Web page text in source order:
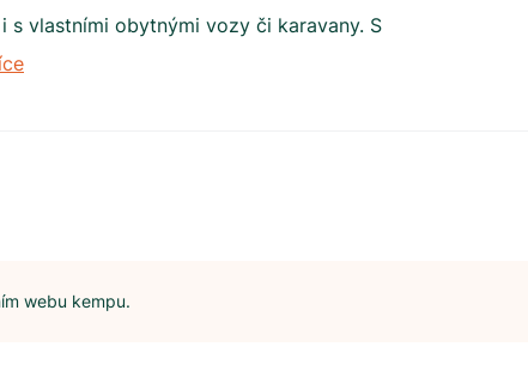
s vlastními obytnými vozy či karavany. S
webu kempu.